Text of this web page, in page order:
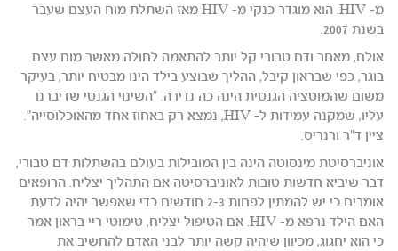
מ- HIV. הוא מוגדר כנקי מ- HIV מאז השתלת מוח העצם שעבר
בשנת 2007.
אולם, מאחר ודם טבורי קל יותר להתאמה לחולה מאשר מוח עצם
בוגר, כפי שבראון קיבל, ההליך שבוצע בילד הינו מבטיח יותר, בעיקר
משום שהמוטציה הגנטית הינה כה נדירה. "השינוי הגנטי שדיברנו
עליו, שמקנה עמידות ל- HIV, נמצא רק באחוז אחד מהאוכלוסייה".
ציין ד"ר ורנריס.
אוניברסיטת מינסוטה הינה בין המובילות בעולם בהשתלות דם טבורי,
דבר שיביא חדשות טובות לאוניברסיטה אם התהליך יצליח. הרופאים
אומרים כי יש להמתין לפחות 2-3 חודשים כדי שאפשר יהיה לדעת
האם הילד נרפא מ- HIV. אם הטיפול יצליח, טימוטי ריי בראון אמר
כי הוא יחגוג, מכיוון שיהיה קשה יותר לבני האדם להחשיב את